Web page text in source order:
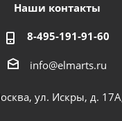
Наши контакты
8-495-191-91-60
info@elmarts.ru
ул. Искры, д.